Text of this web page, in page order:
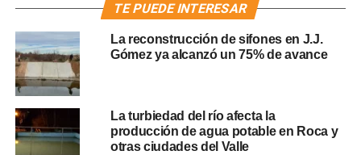
TE PUEDE INTERESAR
La reconstrucción de sifones en J.J.
Gómez ya alcanzó un 75% de avance
La turbiedad del río afecta la
producción de agua potable en Roca y
otras ciudades del Valle